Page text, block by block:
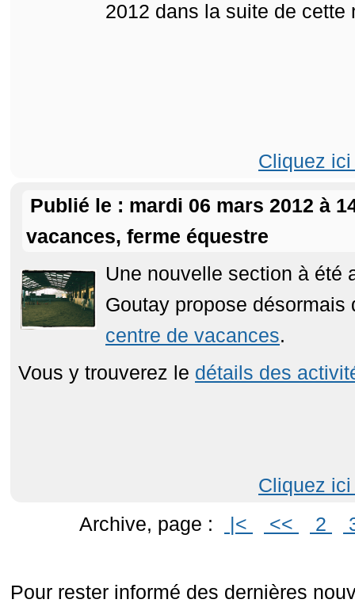
2012 dans la suite de cette
Cliquez
Publié le : mardi 06 mars 2012 à
vacances, ferme équestre
Une nouvelle section à été
Goutay propose désormais
centre de vacances.
Vous y trouverez le détails des
Cliquez
Archive, page :
|< << 2
Pour rester informé des dernières